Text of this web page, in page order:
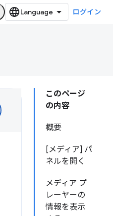
ログイン
このページ
の内容
概要
[メディア] パ
ネルを開く
メディア プ
レーヤーの
情報を表示